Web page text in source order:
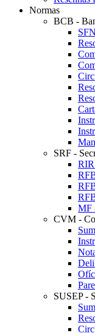
Normas
BCB -
SRF -
RIR
MF
CVM -
SUSEP -